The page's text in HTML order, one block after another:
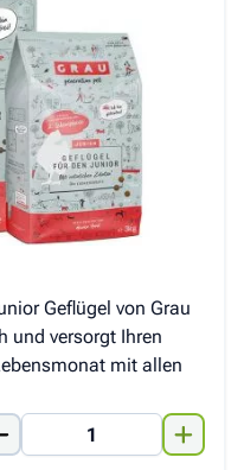
Geflügel von Grau
und versorgt Ihren
mit allen